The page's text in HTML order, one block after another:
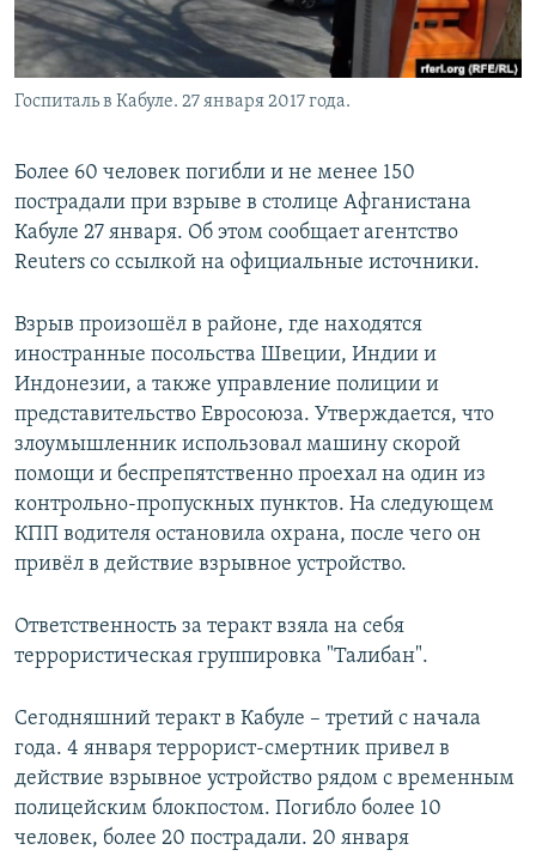
Госпиталь в Кабуле. 27 января 2017 года.
Более 60 человек погибли и не менее 150
пострадали при взрыве в столице Афганистана
Кабуле 27 января. Об этом сообщает агентство
Reuters со ссылкой на официальные источники.
Взрыв произошёл в районе, где находятся
иностранные посольства Швеции, Индии и
Индонезии, а также управление полиции и
представительство Евросоюза. Утверждается, что
злоумышленник использовал машину скорой
помощи и беспрепятственно проехал на один из
контрольно-пропускных пунктов. На следующем
КПП водителя остановила охрана, после чего он
привёл в действие взрывное устройство.
Ответственность за теракт взяла на себя
террористическая группировка "Талибан".
Сегодняшний теракт в Кабуле – третий с начала
года. 4 января террорист-смертник привел в
действие взрывное устройство рядом с временным
полицейским блокпостом. Погибло более 10
человек, более 20 пострадали. 20 января